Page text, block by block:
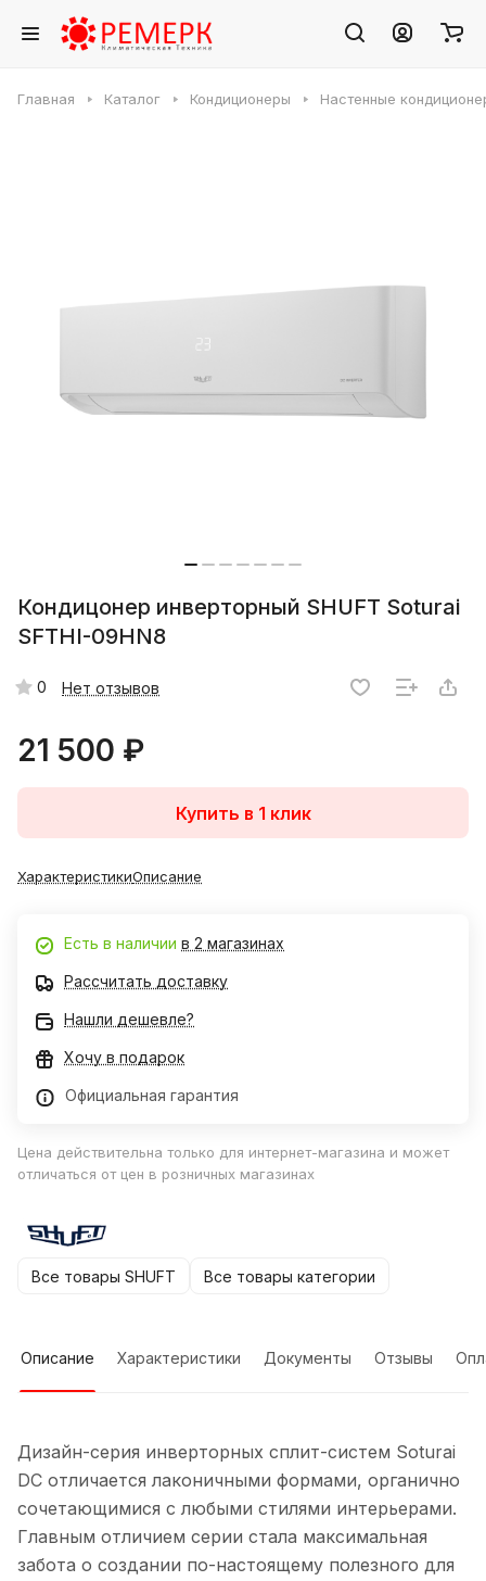
Главная Каталог Кондиционеры Настенные
Кондицонер инверторный SHUFT Soturai
SFTHI-09HN8
0 Нет отзывов
21 500 ₽
Купить в 1 клик
ХарактеристикиОписание
Есть в наличии в 2 магазинах
Рассчитать доставку
Нашли дешевле?
Хочу в подарок
Официальная гарантия
Цена действительна только для интернет-магазина и может
отличаться от цен в розничных магазинах
Все товары SHUFT Все товары категории
Описание Характеристики Документы Отзывы
Дизайн-серия инверторных сплит-систем Soturai
DC отличается лаконичными формами, органично
сочетающимися с любыми стилями интерьерами.
Главным отличием серии стала максимальная
забота о создании по-настоящему полезного для